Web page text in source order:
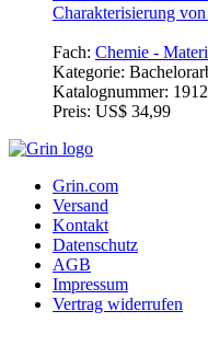
Charakterisierung
Fach: Chemie -
Kategorie:
Katalognummer:
Preis: US$ 34,99
Grin.com
Versand
Kontakt
Datenschutz
AGB
Impressum
Vertrag widerrufen